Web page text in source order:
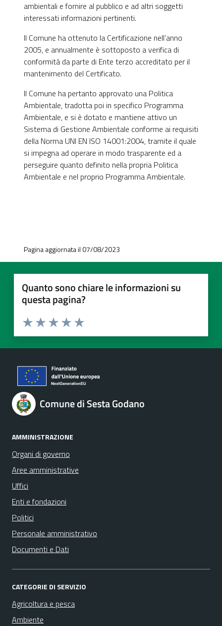
ambientali e fornire al pubblico e ad altri soggetti
interessati informazioni pertinenti.
Il Comune ha ottenuto la Certificazione nell’anno
2005, e annualmente è sottoposto a verifica di
conformità da parte di Ente terzo accreditato per il
mantenimento del Certificato.
Il Comune ha pertanto approvato una Politica
Ambientale, tradotta poi in specifico Programma
Ambientale, e si è dotato e mantiene attivo un
Sistema di Gestione Ambientale conforme ai requisiti
della Norma UNI EN ISO 14001:2004, tramite il quale
si impegna ad operare in modo trasparente ed a
perseguire quanto definito nella propria Politica
Ambientale e nel proprio Programma Ambientale.
Pagina aggiornata il 07/08/2023
Quanto sono chiare le informazioni su
questa pagina?
Valuta 5 stelle su 5
Valuta 4 stelle su 5
Valuta 3 stelle su 5
Valuta 2 stelle su 5
Valuta 1 stelle su 5
Comune di Sesta Godano
AMMINISTRAZIONE
Organi di governo
Aree amministrative
Uffici
Enti e fondazioni
Politici
Personale amministrativo
Documenti e Dati
CATEGORIE DI SERVIZIO
Agricoltura e pesca
Ambiente